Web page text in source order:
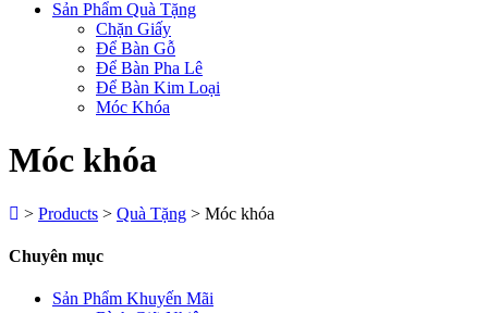
Sản Phẩm Quà Tặng
Chặn Giấy
Để Bàn Gỗ
Để Bàn Pha Lê
Để Bàn Kim Loại
Móc Khóa
Móc khóa
> Products > Quà Tặng > Móc khóa
Chuyên mục
Sản Phẩm Khuyến Mãi